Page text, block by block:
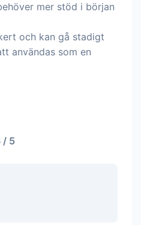
mer stöd i början
och kan gå stadigt
användas som en
/ 5